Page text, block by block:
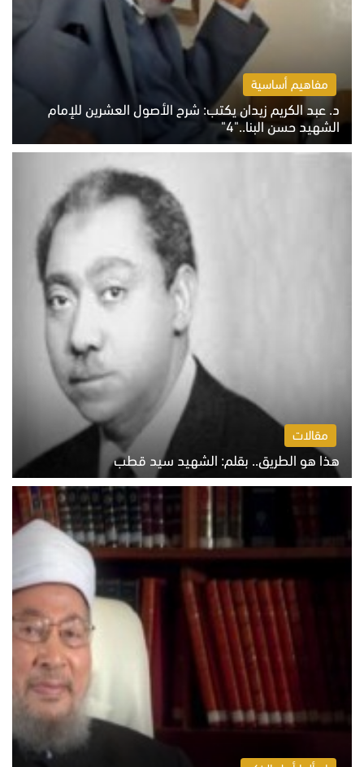
مفاهيم أساسية
د. عبد الكريم زيدان يكتب: شرح الأصول العشرين للإمام
الشهيد حسن البنا.."4"
الخميس 6 أغسطس 2026 10:27 ص
مقالات
هذا هو الطريق.. بقلم: الشهيد سيد قطب
الخميس 6 أغسطس 2026 10:52 ص